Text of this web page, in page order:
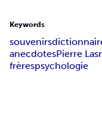
Keywords
souvenirs
anecdotesPierre
frèrespsychologie